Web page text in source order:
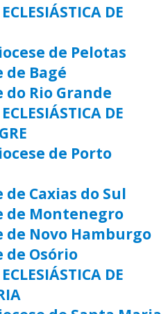
DE
de Pelotas
de Bagé
do Rio Grande
DE
de Porto
de Caxias do Sul
de Montenegro
de Novo Hamburgo
de Osório
DE